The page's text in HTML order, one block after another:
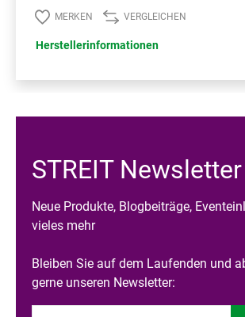
MERKEN VERGLEICHEN
Herstellerinformationen
STREIT Newsletter
Neue Produkte, Blogbeiträge,
vieles mehr
Bleiben Sie auf dem Laufenden und
gerne unseren Newsletter: